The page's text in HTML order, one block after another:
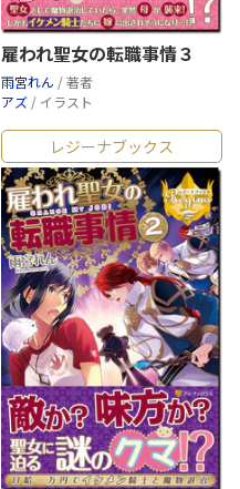
雇われ聖女の転職事情３
雨宮れん / 著者
アズ / イラスト
レジーナブックス